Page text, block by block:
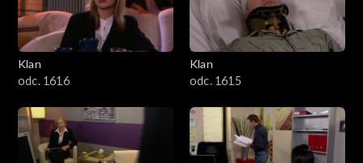
Klan
odc. 1616
Klan
odc. 1615